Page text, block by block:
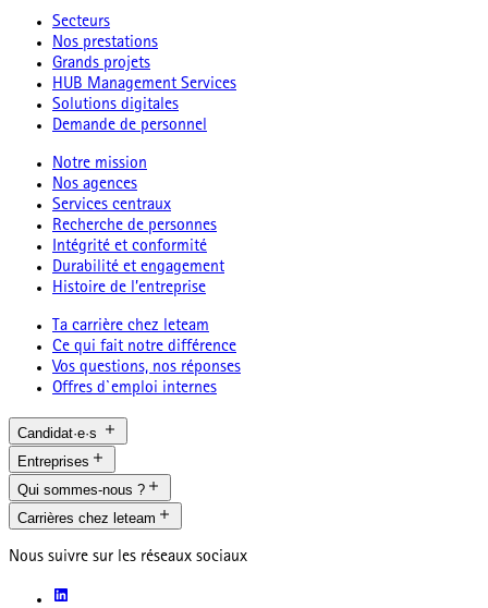
Secteurs
Nos prestations
Grands projets
HUB Management Services
Solutions digitales
Demande de personnel
Notre mission
Nos agences
Services centraux
Recherche de personnes
Intégrité et conformité
Durabilité et engagement
Histoire de l’entreprise
Ta carrière chez leteam
Ce qui fait notre différence
Vos questions, nos réponses
Offres d`emploi internes
Candidat·e·s
Entreprises
Qui sommes-nous ?
Carrières chez leteam
Nous suivre sur les réseaux sociaux